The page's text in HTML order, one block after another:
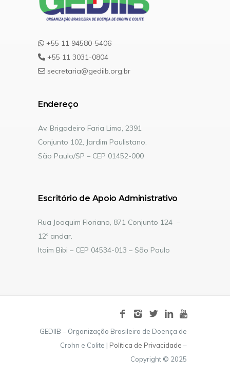
+55 11 94580-5406
+55 11 3031-0804
secretaria@gediib.org.br
Endereço
Av. Brigadeiro Faria Lima, 2391
Conjunto 102, Jardim Paulistano.
São Paulo/SP – CEP 01452-000
Escritório de Apoio Administrativo
Rua Joaquim Floriano, 871 Conjunto 124 –
12º andar.
Itaim Bibi – CEP 04534-013 – São Paulo
GEDIIB – Organização Brasileira de Doença de
Crohn e Colite | Política de Privacidade –
Copyright © 2025